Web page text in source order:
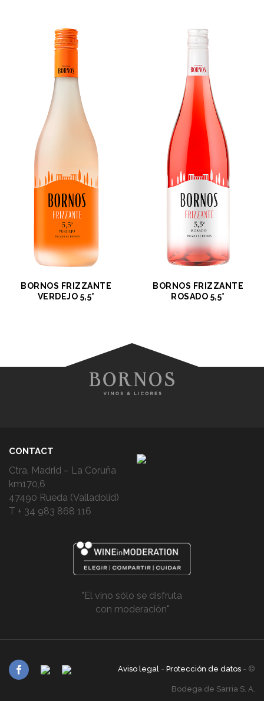
BORNOS FRIZZANTE
VERDEJO 5,5°
BORNOS FRIZZANTE
ROSADO 5,5°
CONTACT
Ctra. Madrid – La Coruña
km170,6
47490 Rueda (Valladolid)
T + 34 983 868 116
"El vino sólo se disfruta
con moderación"
Aviso legal - Protección de datos - ©
Bodega de Sarria S. A.